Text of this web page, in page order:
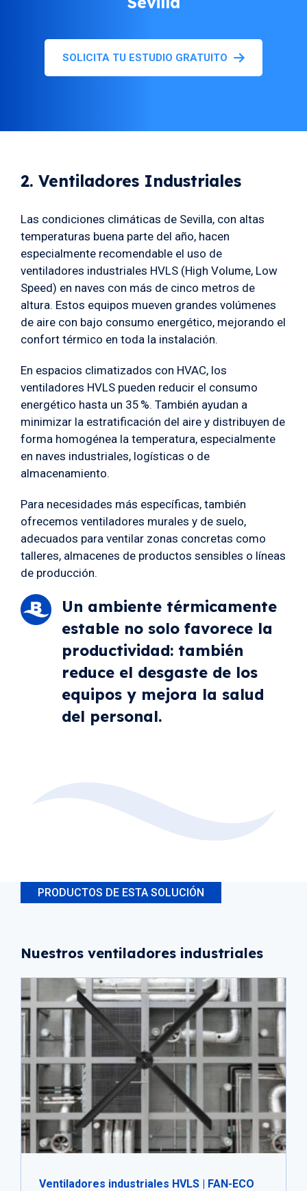
SOLICITA TU ESTUDIO GRATUITO
2. Ventiladores Industriales
Las condiciones climáticas de Sevilla, con altas
temperaturas buena parte del año, hacen
especialmente recomendable el uso de
ventiladores industriales HVLS (High Volume, Low
Speed) en naves con más de cinco metros de
altura. Estos equipos mueven grandes volúmenes
de aire con bajo consumo energético, mejorando el
confort térmico en toda la instalación.
En espacios climatizados con HVAC, los
ventiladores HVLS pueden reducir el consumo
energético hasta un 35 %. También ayudan a
minimizar la estratificación del aire y distribuyen de
forma homogénea la temperatura, especialmente
en naves industriales, logísticas o de
almacenamiento.
Para necesidades más específicas, también
ofrecemos ventiladores murales y de suelo,
adecuados para ventilar zonas concretas como
talleres, almacenes de productos sensibles o líneas
de producción.
Un ambiente térmicamente
estable no solo favorece la
productividad: también
reduce el desgaste de los
equipos y mejora la salud
del personal.
PRODUCTOS DE ESTA SOLUCIÓN
Nuestros ventiladores industriales
Ventiladores industriales HVLS | FAN-ECO